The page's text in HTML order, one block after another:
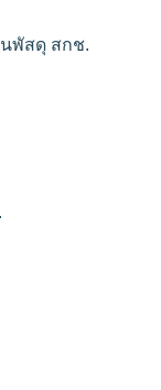
พัสดุ สกช.